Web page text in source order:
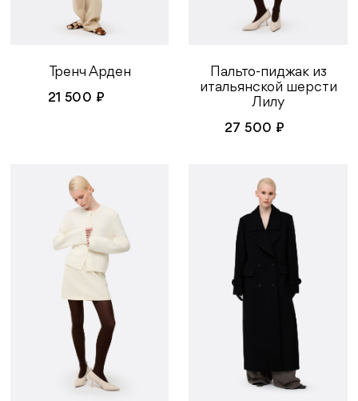
Тренч Арден
21 500 ₽
Пальто-пиджак из
итальянской шерсти
Лилу
27 500 ₽